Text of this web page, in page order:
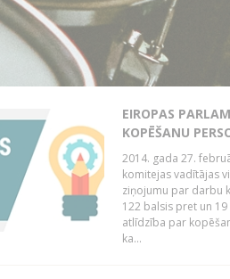
EIROPAS
KOPĒŠANU
2014. gada 27.
komitejas vadītājas
ziņojumu par darbu
122 balsis pret un
atlīdzība par
ka...